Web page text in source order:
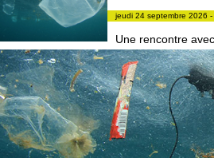
jeudi 24 septembre 2026
Une rencontre